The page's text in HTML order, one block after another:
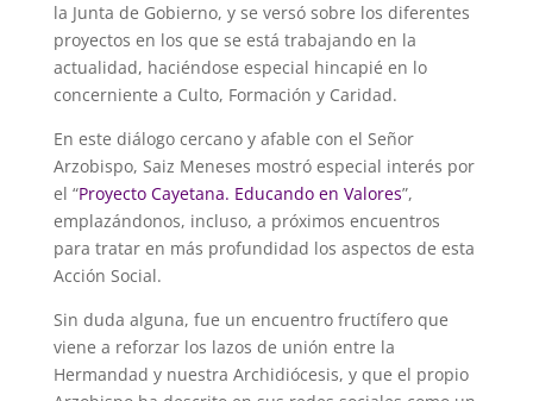
la Junta de Gobierno, y se versó sobre los diferentes
proyectos en los que se está trabajando en la
actualidad, haciéndose especial hincapié en lo
concerniente a Culto, Formación y Caridad.
En este diálogo cercano y afable con el Señor
Arzobispo, Saiz Meneses mostró especial interés por
el “Proyecto Cayetana. Educando en Valores”,
emplazándonos, incluso, a próximos encuentros
para tratar en más profundidad los aspectos de esta
Acción Social.
Sin duda alguna, fue un encuentro fructífero que
viene a reforzar los lazos de unión entre la
Hermandad y nuestra Archidiócesis, y que el propio